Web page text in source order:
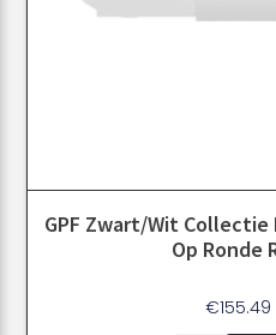
GPF Zwart/Wit Collectie
Op Ronde
€155.49